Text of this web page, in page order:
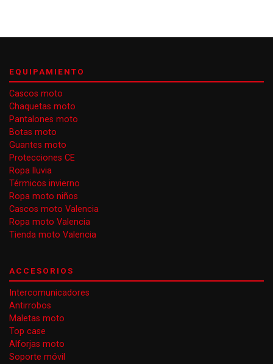
EQUIPAMIENTO
Cascos moto
Chaquetas moto
Pantalones moto
Botas moto
Guantes moto
Protecciones CE
Ropa lluvia
Térmicos invierno
Ropa moto niños
Cascos moto Valencia
Ropa moto Valencia
Tienda moto Valencia
ACCESORIOS
Intercomunicadores
Antirrobos
Maletas moto
Top case
Alforjas moto
Soporte móvil